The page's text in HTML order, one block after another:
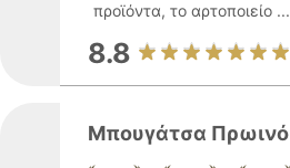
προϊόντα, το αρτοποιείο ...
8.8
Μπουγάτσα Πρωινό